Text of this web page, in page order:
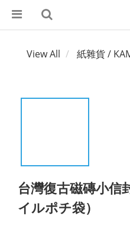
View All 紙雜貨 /
台灣復古磁磚小信
イルポチ袋）